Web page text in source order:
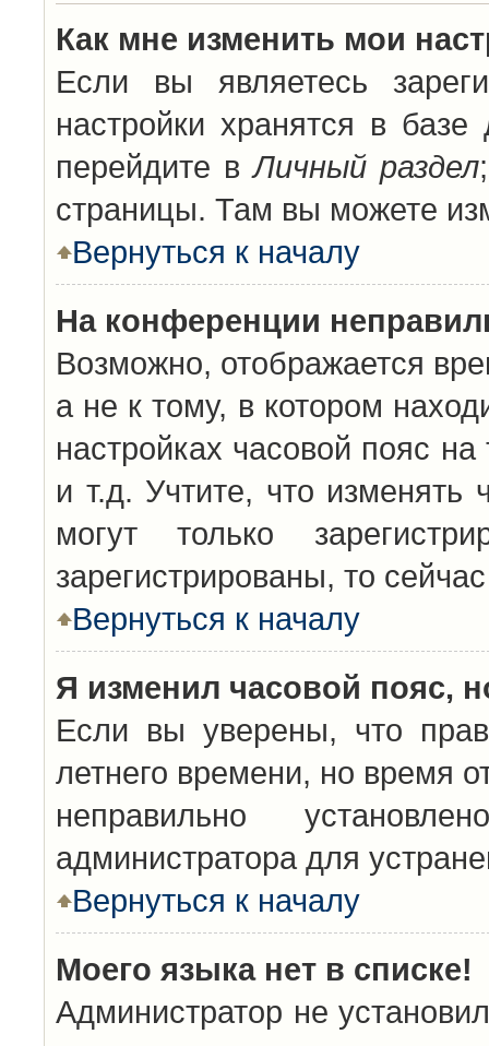
Как мне изменить мои
Если вы являетесь
настройки хранятся в
перейдите вЛичный раздел
страницы. Там вы можете
Вернуться к началу
На конференции
Возможно, отображается
а не к тому, в котором
настройках часовой пояс
и т.д. Учтите, что изменять
могут только
зарегистрированы, то
Вернуться к началу
Я изменил часовой пояс,
Если вы уверены, что
летнего времени, но время
неправильно
администратора для
Вернуться к началу
Моего языка нет в списке!
Администратор не